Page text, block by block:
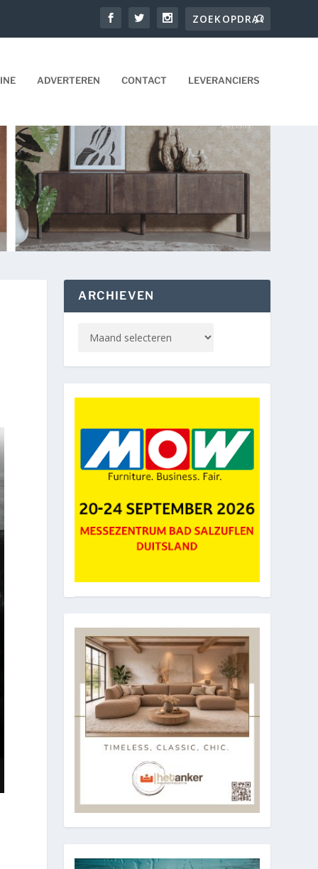
ADVERTEREN CONTACT LEVERANCIERS
ARCHIEVEN